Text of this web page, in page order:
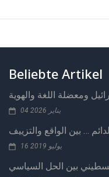
Beliebte Artikel
ومعضلة اللغة والهوية
04 يناير 2026
… بين الواقع والتزييف
16 يوليو 2019
بين الحل السياسي